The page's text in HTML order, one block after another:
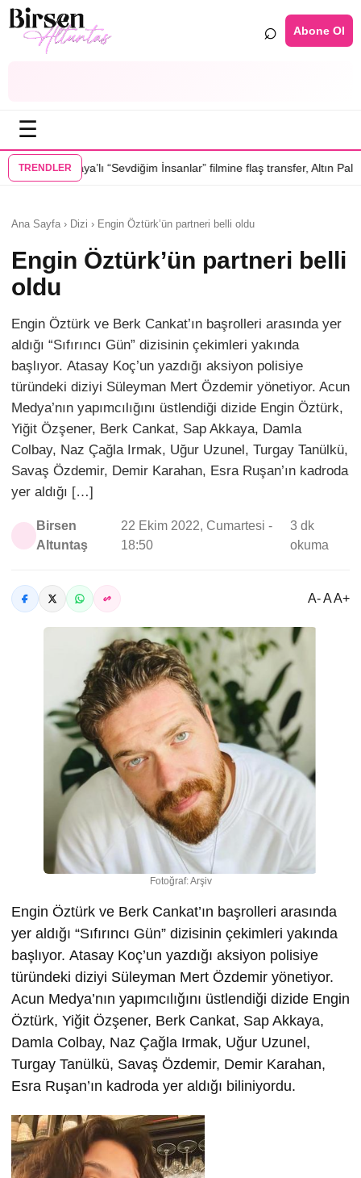
⌕ Abone Ol
☰
TRENDLER
“Sevdiğim İnsanlar” filmine flaş transfer, Altın Palmiye’li Vlad Ivanov
Ana Sayfa › Dizi › Engin Öztürk’ün partneri belli oldu
Engin Öztürk’ün partneri belli
oldu
Engin Öztürk ve Berk Cankat’ın başrolleri arasında yer
aldığı “Sıfırıncı Gün” dizisinin çekimleri yakında
başlıyor. Atasay Koç’un yazdığı aksiyon polisiye
türündeki diziyi Süleyman Mert Özdemir yönetiyor. Acun
Medya’nın yapımcılığını üstlendiği dizide Engin Öztürk,
Yiğit Özşener, Berk Cankat, Sap Akkaya, Damla
Colbay, Naz Çağla Irmak, Uğur Uzunel, Turgay Tanülkü,
Savaş Özdemir, Demir Karahan, Esra Ruşan’ın kadroda
yer aldığı […]
Birsen
Altuntaş
22 Ekim 2022, Cumartesi -
18:50
3 dk
okuma
A- A A+
Fotoğraf: Arşiv
Engin Öztürk ve Berk Cankat’ın başrolleri arasında
yer aldığı “Sıfırıncı Gün” dizisinin çekimleri yakında
başlıyor. Atasay Koç’un yazdığı aksiyon polisiye
türündeki diziyi Süleyman Mert Özdemir yönetiyor.
Acun Medya’nın yapımcılığını üstlendiği dizide Engin
Öztürk, Yiğit Özşener, Berk Cankat, Sap Akkaya,
Damla Colbay, Naz Çağla Irmak, Uğur Uzunel,
Turgay Tanülkü, Savaş Özdemir, Demir Karahan,
Esra Ruşan’ın kadroda yer aldığı biliniyordu.